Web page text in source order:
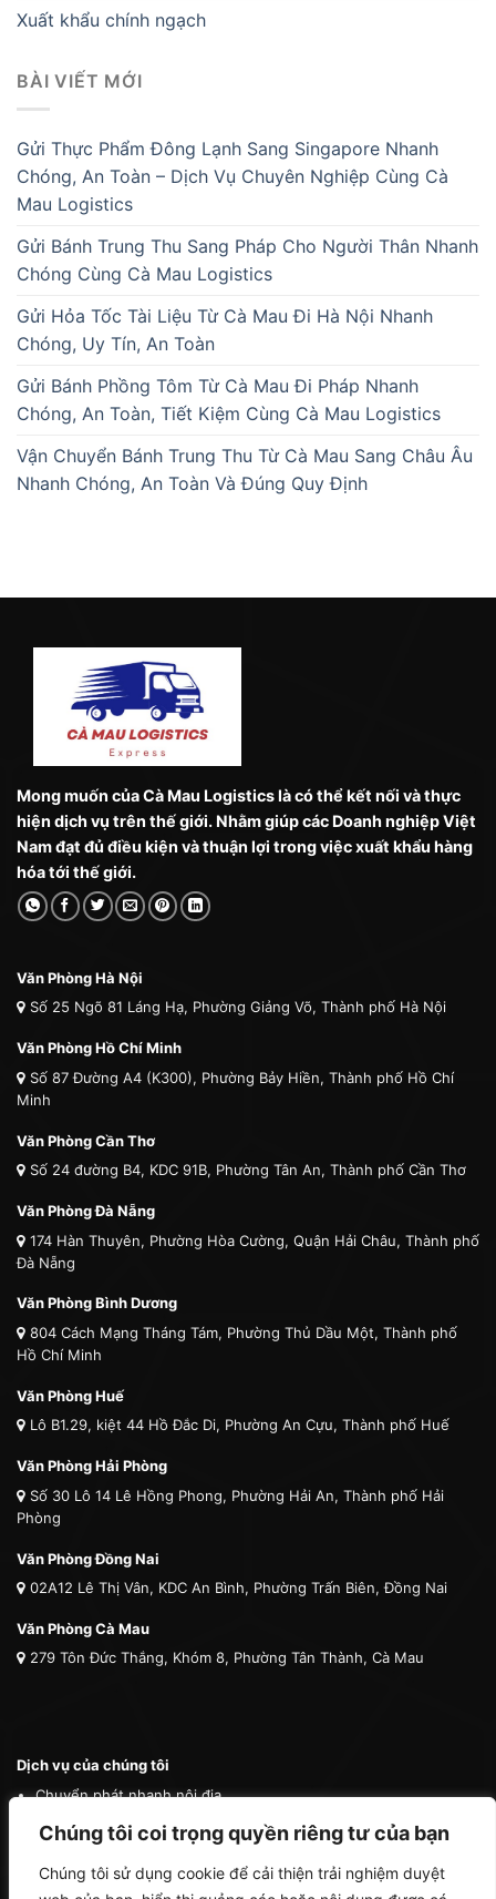
Chúng tôi coi trọng quyền riêng tư của bạn
Chúng tôi sử dụng cookie để cải thiện trải nghiệm duyệt
Xuất khẩu chính ngạch
BÀI VIẾT MỚI
Gửi Thực Phẩm Đông Lạnh Sang Singapore Nhanh
Chóng, An Toàn – Dịch Vụ Chuyên Nghiệp Cùng Cà
Mau Logistics
Gửi Bánh Trung Thu Sang Pháp Cho Người Thân Nhanh
Chóng Cùng Cà Mau Logistics
Gửi Hỏa Tốc Tài Liệu Từ Cà Mau Đi Hà Nội Nhanh
Chóng, Uy Tín, An Toàn
Gửi Bánh Phồng Tôm Từ Cà Mau Đi Pháp Nhanh
Chóng, An Toàn, Tiết Kiệm Cùng Cà Mau Logistics
Vận Chuyển Bánh Trung Thu Từ Cà Mau Sang Châu Âu
Nhanh Chóng, An Toàn Và Đúng Quy Định
Mong muốn của Cà Mau Logistics là có thể kết nối và thực
hiện dịch vụ trên thế giới. Nhằm giúp các Doanh nghiệp Việt
Nam đạt đủ điều kiện và thuận lợi trong việc xuất khẩu hàng
hóa tới thế giới.
Văn Phòng Hà Nội
Số 25 Ngõ 81 Láng Hạ, Phường Giảng Võ, Thành phố Hà Nội
Văn Phòng Hồ Chí Minh
Số 87 Đường A4 (K300), Phường Bảy Hiền, Thành phố Hồ Chí
Minh
Văn Phòng Cần Thơ
Số 24 đường B4, KDC 91B, Phường Tân An, Thành phố Cần Thơ
Văn Phòng Đà Nẵng
174 Hàn Thuyên, Phường Hòa Cường, Quận Hải Châu, Thành phố
Đà Nẵng
Văn Phòng Bình Dương
804 Cách Mạng Tháng Tám, Phường Thủ Dầu Một, Thành phố
Hồ Chí Minh
Văn Phòng Huế
Lô B1.29, kiệt 44 Hồ Đắc Di, Phường An Cựu, Thành phố Huế
Văn Phòng Hải Phòng
Số 30 Lô 14 Lê Hồng Phong, Phường Hải An, Thành phố Hải
Phòng
Văn Phòng Đồng Nai
02A12 Lê Thị Vân, KDC An Bình, Phường Trấn Biên, Đồng Nai
Văn Phòng Cà Mau
279 Tôn Đức Thắng, Khóm 8, Phường Tân Thành, Cà Mau
Dịch vụ của chúng tôi
Chuyển phát nhanh nội địa
Chuyển phát nhanh quốc tế
Vận chuyển thú cưng